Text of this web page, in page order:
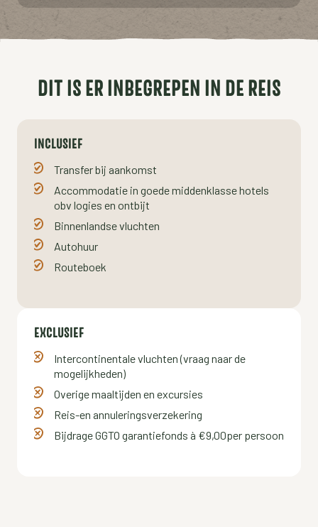
DIT IS ER INBEGREPEN IN DE REIS
INCLUSIEF
Transfer bij aankomst
Accommodatie in goede middenklasse hotels
obv logies en ontbijt
Binnenlandse vluchten
Autohuur
Routeboek
EXCLUSIEF
Intercontinentale vluchten (vraag naar de
mogelijkheden)
Overige maaltijden en excursies
Reis-en annuleringsverzekering
Bijdrage GGTO garantiefonds à €9,00per persoon